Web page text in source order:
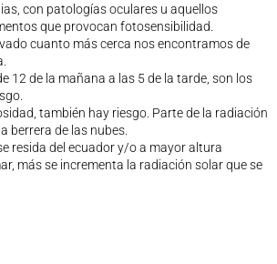
con patologías oculares u aquellos
que provocan fotosensibilidad.
cuanto más cerca nos encontramos de
12 de la mañana a las 5 de la tarde, son los
también hay riesgo. Parte de la radiación
berrera de las nubes.
resida del ecuador y/o a mayor altura
más se incrementa la radiación solar que se